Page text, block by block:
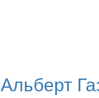
Альберт